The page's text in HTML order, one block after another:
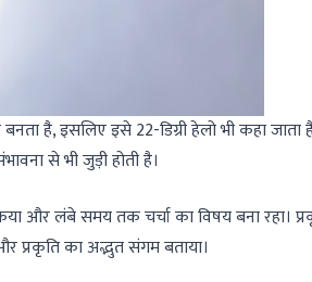
है, इसलिए इसे 22-डिग्री हेलो भी कहा
से भी जुड़ी होती है।
और लंबे समय तक चर्चा का विषय बना रहा।
प्रकृति का अद्भुत संगम बताया।